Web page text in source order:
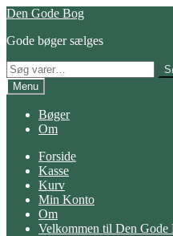
Spring
navigation
Spring
indhold
Den Gode Bog
Gode bøger sælges
Søg
efter:
Menu
Bøger
Om
Forside
Kasse
Kurv
Min Konto
Om
Velkommen til Den Gode